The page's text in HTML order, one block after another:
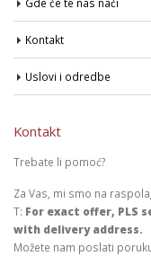
Kontakt
Uslovi i odredbe
Kontakt
Trebate li pomoć?
Za Vas, mi smo na
T: For exact offer, PLS
with delivery address.
Možete nam poslati